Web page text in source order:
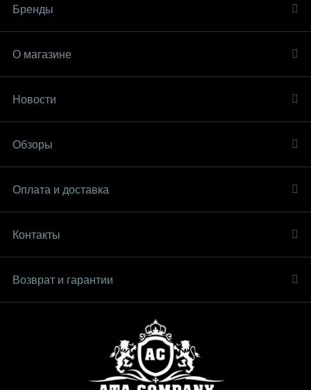
Бренды
О магазине
Новости
Обзоры
Оплата и доставка
Контакты
Возврат и гарантии